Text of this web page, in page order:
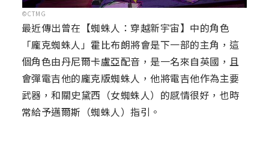
©CTMG
最近傳出曾在【蜘蛛人：穿越新宇宙】中的角色
「龐克蜘蛛人」霍比布朗將會是下一部的主角，這
個角色由丹尼爾卡盧亞配音，是一名來自英國，且
會彈電吉他的龐克版蜘蛛人，他將電吉他作為主要
武器，和關史黛西（女蜘蛛人）的感情很好，也時
常給予邁爾斯（蜘蛛人）指引。